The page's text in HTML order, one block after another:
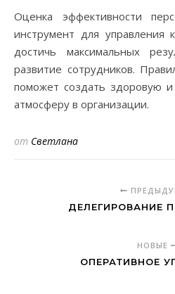
Оценка эффективности
инструмент для управления
достичь максимальных
развитие сотрудников.
поможет создать здоровую
атмосферу в организации.
от Светлана
ДЕЛЕГИРОВАНИЕ
НОВЫЕ
ОПЕРАТИВНОЕ